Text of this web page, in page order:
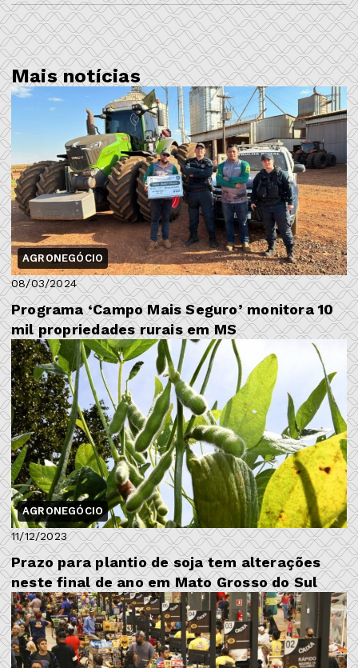
Mais notícias
AGRONEGÓCIO
08/03/2024
Programa ‘Campo Mais Seguro’ monitora 10
mil propriedades rurais em MS
AGRONEGÓCIO
11/12/2023
Prazo para plantio de soja tem alterações
neste final de ano em Mato Grosso do Sul